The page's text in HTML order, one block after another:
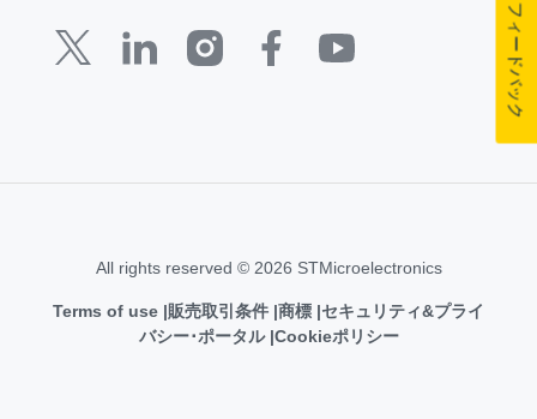
All rights reserved © 2026 STMicroelectronics
Terms of use 販売取引条件 商標 セキュリティ&プライ
バシー･ポータル Cookieポリシー
フィードバック